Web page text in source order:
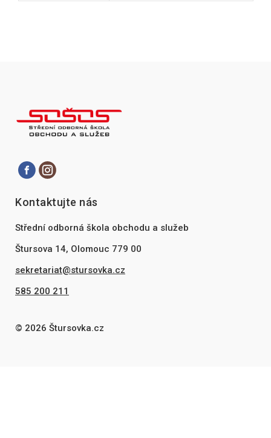
Kontaktujte nás
Střední odborná škola obchodu a služeb
Štursova 14, Olomouc 779 00
sekretariat@stursovka.cz
585 200 211
© 2026 Štursovka.cz